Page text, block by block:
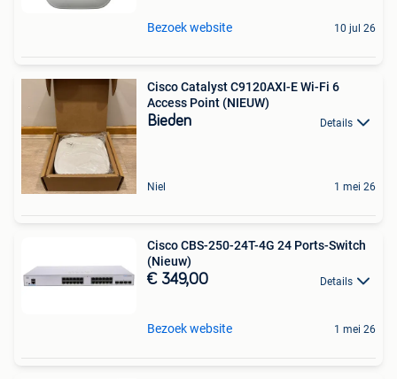
Bezoek website 10 jul 26
Cisco Catalyst C9120AXI-E Wi-Fi 6
Access Point (NIEUW)
Bieden Details
Niel 1 mei 26
Cisco CBS-250-24T-4G 24 Ports-Switch
(Nieuw)
€ 349,00 Details
Bezoek website 1 mei 26